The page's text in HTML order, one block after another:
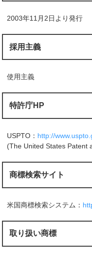
2003年11月2日より発行
採用主義
使用主義
特許庁HP
USPTO： http://
(The United States Patent
商標検索サイト
米国商標検索システム：
取り扱い商標